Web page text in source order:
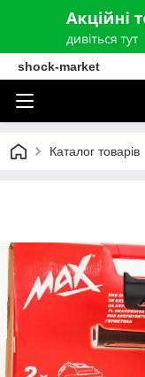
shock-market
Каталог товарів